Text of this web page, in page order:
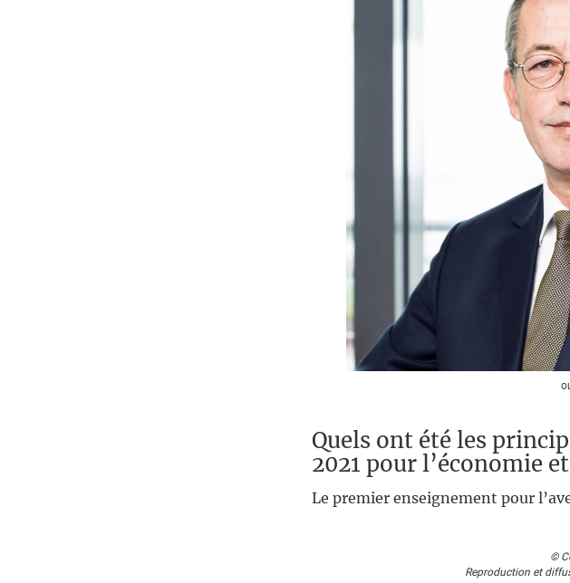
Quels ont été les
2021 pour l’économie
Le premier enseignement pour
©
Reproduction et